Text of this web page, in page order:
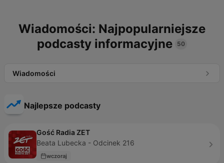
Wiadomości: Najpopularniejsze
podcasty informacyjne
50
Wiadomości
Najlepsze podcasty
Gość Radia ZET
Beata Lubecka - Odcinek 216
wczoraj